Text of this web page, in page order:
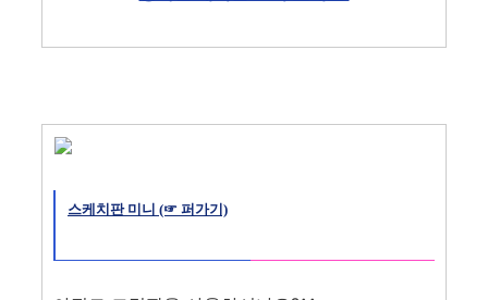
스케치판 미니 (☞ 퍼가기)